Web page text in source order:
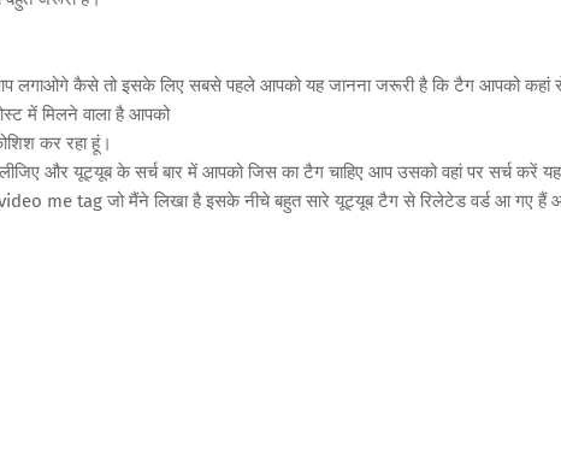
लगाओगे कैसे तो इसके लिए सबसे पहले आपको यह जानना जरूरी है कि टैग आपको कहां
में मिलने वाला है आपको
कर रहा हूं।
और यूट्यूब के सर्च बार में आपको जिस का टैग चाहिए आप उसको वहां पर सर्च करें
me tag जो मैंने लिखा है इसके नीचे बहुत सारे यूट्यूब टैग से रिलेटेड वर्ड आ गए हैं